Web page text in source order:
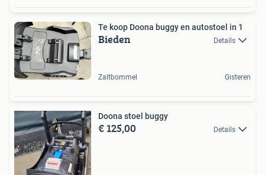
Te koop Doona buggy en autostoel in 1
Bieden Details
Zaltbommel Gisteren
Doona stoel buggy
€ 125,00 Details